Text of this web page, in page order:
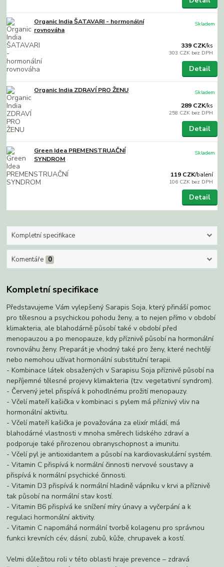
Organic India ŠATAVARI - hormonální
rovnováha
339 CZK/ks
303 CZK bez DPH
Skladem
Detail
Organic India ZDRAVÍ PRO ŽENU
289 CZK/ks
258 CZK bez DPH
Skladem
Detail
Green Idea PREMENSTRUAČNÍ
SYNDROM
119 CZK/balení
106 CZK bez DPH
Skladem
Detail
Kompletní specifikace
Komentáře 0
Kompletní specifikace
Představujeme Vám vylepšený Sarapis Soja, který přináší pomoc
pro tělesnou a psychickou pohodu ženy, a to nejen přímo v období
klimakteria, ale blahodárně působí také v období před
menopauzou a po menopauze, kdy příznivě působí na hormonální
rovnováhu ženy. Preparát je vhodný také pro ženy, které nechtějí
nebo nemohou užívat hormonální substituční terapii.
- Kombinace látek obsažených v Sarapisu Soja příznivě působí na
nepříjemné tělesné projevy klimakteria (tzv. vegetativní syndrom).
- Červený jetel přispívá k pohodlnému prožití menopauzy.
- Včelí mateří kašička v kombinaci s pylem má příznivý vliv na
hormonální aktivitu.
- Včelí mateří kašička je považována za elixír mládí, má
blahodárné vlastnosti v mnoha směrech lidského zdraví a
podporuje také přirozenou obranyschopnost a imunitu.
- Včelí pyl je antioxidantem a působí na kardiovaskulární systém.
- Vitamin C přispívá k normální činnosti nervové soustavy a
přispívá k normální psychické činnosti.
- Vitamin D3 přispívá k normální hladině vápníku v krvi a příznivě
tak působí na normální stav kostí.
- Vitamin B6 přispívá ke snížení míry únavy a vyčerpání a k
regulaci hormonální aktivity.
- Vitamin C napomáhá normální tvorbě kolagenu pro správnou
funkci krevních cév, dásní, zubů, kůže, chrupavek a kostí.
Velmi důležitou roli v této oblasti hraje prevence – zdravá